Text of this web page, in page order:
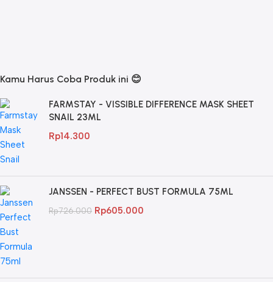
Kamu Harus Coba Produk ini 😊
FARMSTAY - VISSIBLE DIFFERENCE MASK SHEET
SNAIL 23ML
Rp14.300
JANSSEN - PERFECT BUST FORMULA 75ML
Rp726.000 Rp605.000